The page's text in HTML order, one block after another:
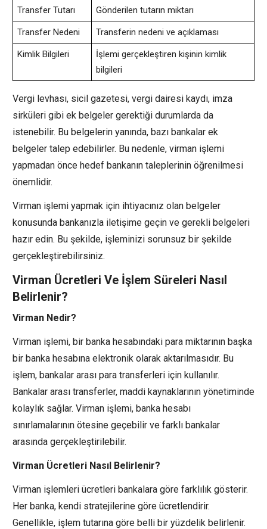
Transfer Tutarı Gönderilen tutarın miktarı
Transfer Nedeni Transferin nedeni ve açıklaması
Kimlik Bilgileri
İşlemi gerçekleştiren kişinin kimlik
bilgileri
Vergi levhası, sicil gazetesi, vergi dairesi kaydı, imza
sirküleri gibi ek belgeler gerektiği durumlarda da
istenebilir. Bu belgelerin yanında, bazı bankalar ek
belgeler talep edebilirler. Bu nedenle, virman işlemi
yapmadan önce hedef bankanın taleplerinin öğrenilmesi
önemlidir.
Virman işlemi yapmak için ihtiyacınız olan belgeler
konusunda bankanızla iletişime geçin ve gerekli belgeleri
hazır edin. Bu şekilde, işleminizi sorunsuz bir şekilde
gerçekleştirebilirsiniz.
Virman Ücretleri Ve İşlem Süreleri Nasıl
Belirlenir?
Virman Nedir?
Virman işlemi, bir banka hesabındaki para miktarının başka
bir banka hesabına elektronik olarak aktarılmasıdır. Bu
işlem, bankalar arası para transferleri için kullanılır.
Bankalar arası transferler, maddi kaynaklarının yönetiminde
kolaylık sağlar. Virman işlemi, banka hesabı
sınırlamalarının ötesine geçebilir ve farklı bankalar
arasında gerçekleştirilebilir.
Virman Ücretleri Nasıl Belirlenir?
Virman işlemleri ücretleri bankalara göre farklılık gösterir.
Her banka, kendi stratejilerine göre ücretlendirir.
Genellikle, işlem tutarına göre belli bir yüzdelik belirlenir.